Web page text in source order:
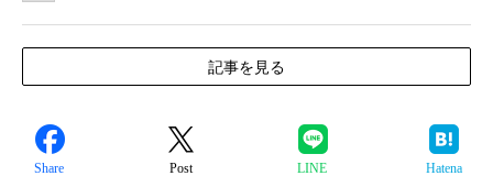
記事を見る
Share Post LINE Hatena